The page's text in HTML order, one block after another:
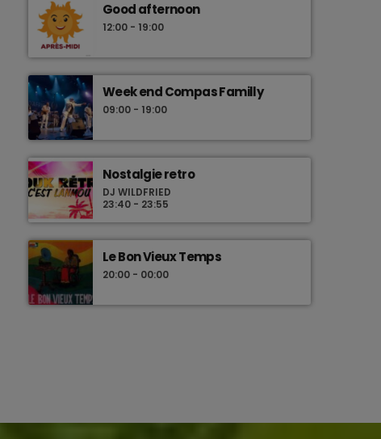
Good afternoon
12:00 - 19:00
Week end Compas Familly
09:00 - 19:00
Nostalgie retro
DJ WILDFRIED
23:40 - 23:55
Le Bon Vieux Temps
20:00 - 00:00